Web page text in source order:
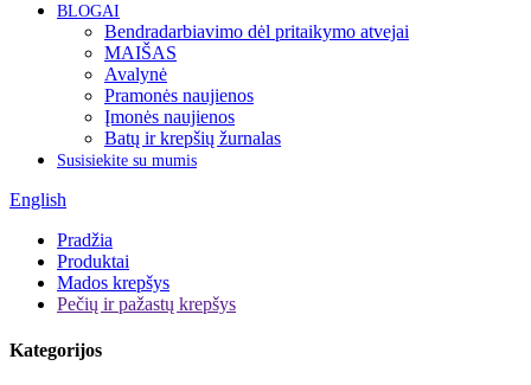
BLOGAI
Bendradarbiavimo dėl pritaikymo atvejai
MAIŠAS
Avalynė
Pramonės naujienos
Įmonės naujienos
Batų ir krepšių žurnalas
Susisiekite su mumis
English
Pradžia
Produktai
Mados krepšys
Pečių ir pažastų krepšys
Kategorijos